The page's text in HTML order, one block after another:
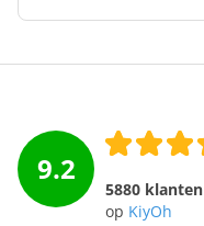
9.2
5880 klanten
op KiyOh